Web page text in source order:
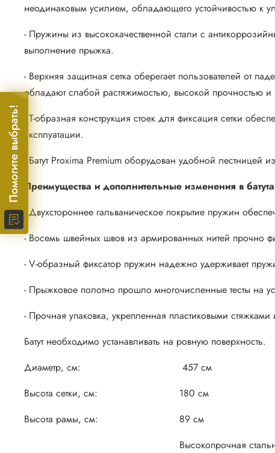
Помогите выбрать!
неодинаковым усилием, обладающего устойчивостью к
- Пружины из высококачественной стали с
выполнение прыжка.
- Верхняя защитная сетка оберегает пользователей от
обладают слабой растяжимостью, высокой прочностью и
- Т-образная конструкция стоек для фиксация сетки
эксплуатации.
- Батут Proxima Premium оборудован удобной лестницей
Преимущества и дополнительные изменения в
- Двухстороннее гальваническое покрытие пружин
- Восемь швейных швов из армированных нитей прочно
- V-образный фиксатор пружин надежно удерживает
- Прыжковое полотно прошло многочисленные тесты на
- Прочная упаковка, укрепленная пластиковыми
Батут необходимо устанавливать на ровную поверхность.
Диаметр, см:
457 см
Высота сетки, см:
180 см
Высота рамы, см:
89 см
Высокопрочная